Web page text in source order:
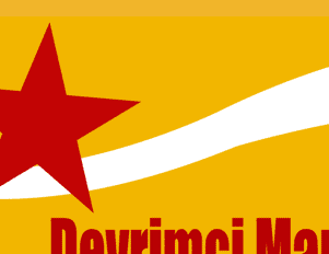
Skip to